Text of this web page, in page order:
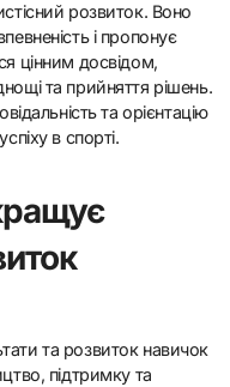
розвиток. Воно
і пропонує
цінним досвідом,
та прийняття рішень.
та орієнтацію
в спорті.
та розвиток навичок
підтримку та